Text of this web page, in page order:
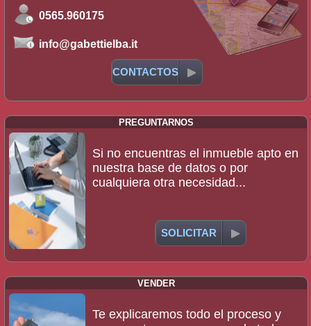
0565.960175
info@gabettielba.it
CONTACTOS
PREGUNTARNOS
Si no encuentras el inmueble apto en
nuestra base de datos o por
cualquiera otra necesidad...
SOLICITAR
VENDER
Te explicaremos todo el proceso y